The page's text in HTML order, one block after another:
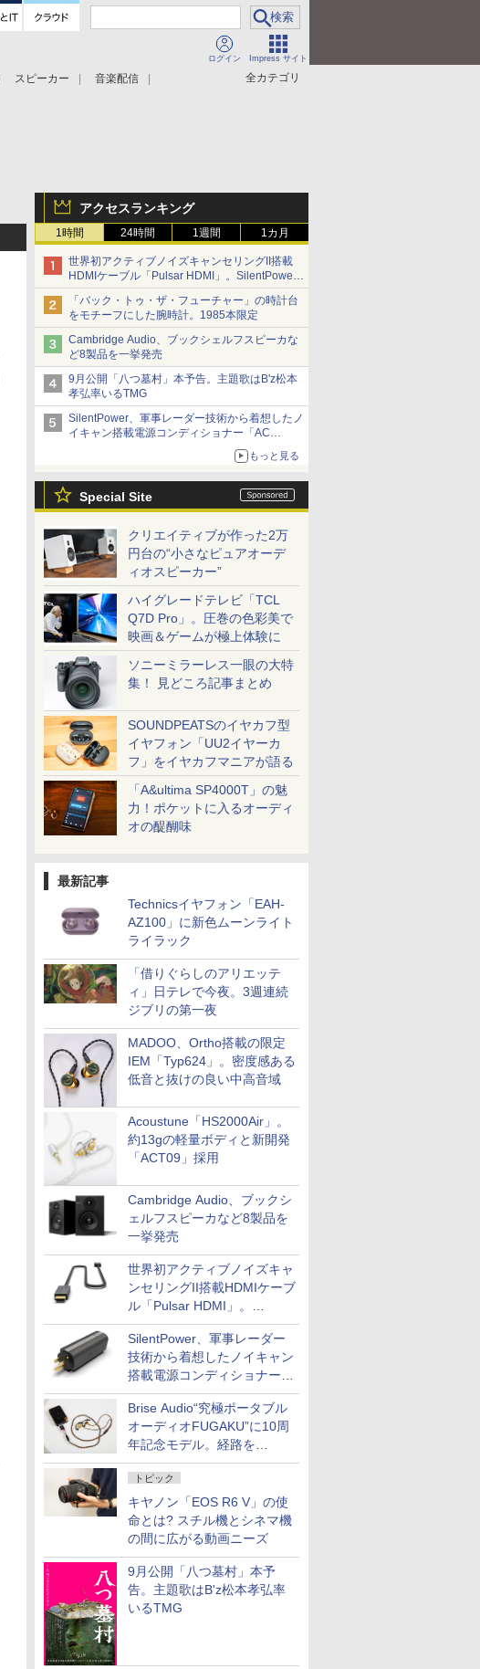
ログイン Impress サイト
全カテゴリ
スピーカー
音楽配信
アクセスランキング
1時間 24時間 1週間 1カ月
世界初アクティブノイズキャンセリングII搭載
HDMIケーブル「Pulsar HDMI」。SilentPower
から
「バック・トゥ・ザ・フューチャー」の時計台
をモチーフにした腕時計。1985本限定
Cambridge Audio、ブックシェルフスピーカな
ど8製品を一挙発売
9月公開「八つ墓村」本予告。主題歌はB'z松本
孝弘率いるTMG
SilentPower、軍事レーダー技術から着想したノ
イキャン搭載電源コンディショナー「AC
もっと見る
Special Site
クリエイティブが作った2万
円台の“小さなピュアオーデ
ィオスピーカー”
ハイグレードテレビ「TCL
Q7D Pro」。圧巻の色彩美で
映画＆ゲームが極上体験に
ソニーミラーレス一眼の大特
集！ 見どころ記事まとめ
SOUNDPEATSのイヤカフ型
イヤフォン「UU2イヤーカ
フ」をイヤカフマニアが語る
「A&ultima SP4000T」の魅
力！ポケットに入るオーディ
オの醍醐味
最新記事
Technicsイヤフォン「EAH-
AZ100」に新色ムーンライト
ライラック
「借りぐらしのアリエッテ
ィ」日テレで今夜。3週連続
ジブリの第一夜
MADOO、Ortho搭載の限定
IEM「Typ624」。密度感ある
低音と抜けの良い中高音域
Acoustune「HS2000Air」。
約13gの軽量ボディと新開発
「ACT09」採用
Cambridge Audio、ブックシ
ェルフスピーカなど8製品を
一挙発売
世界初アクティブノイズキャ
ンセリングII搭載HDMIケーブ
ル「Pulsar HDMI」。
SilentPowerから
SilentPower、軍事レーダー
技術から着想したノイキャン
搭載電源コンディショナー
「AC iPurifier2」
Brise Audio“究極ポータブル
オーディオFUGAKU”に10周
年記念モデル。経路を
NISHIKIで統一。400万円
トピック
キヤノン「EOS R6 V」の使
命とは? スチル機とシネマ機
の間に広がる動画ニーズ
9月公開「八つ墓村」本予
告。主題歌はB'z松本孝弘率
いるTMG